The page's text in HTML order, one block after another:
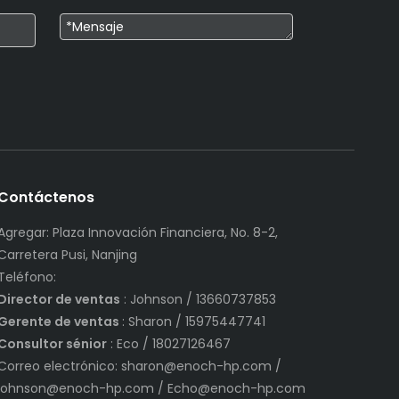
Plaza Innovación Financiera, No. 8-2,
Pusi, Nanjing
de ventas : Johnson / 13660737853
de ventas : Sharon / 15975447741
sénior: Eco / 18027126467
electrónico: sharon@enoch-hp.com /
hp.com / Echo@enoch-hp.com